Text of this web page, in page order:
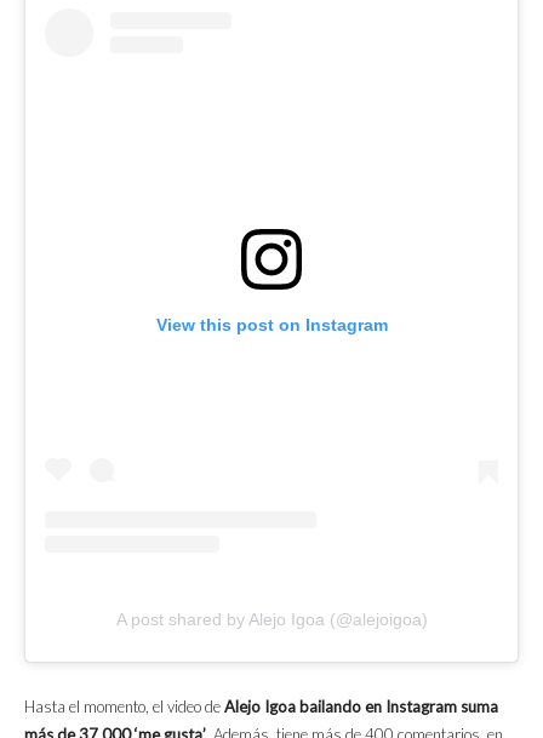
View this post on Instagram
A post shared by Alejo Igoa (@alejoigoa)
Hasta el momento, el video deAlejo Igoa bailando en Instagram suma